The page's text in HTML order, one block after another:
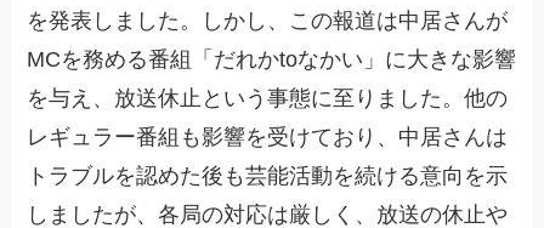
を発表しました。しかし、この報道は中居さんが
MCを務める番組「だれかtoなかい」に大きな影響
を与え、放送休止という事態に至りました。他の
レギュラー番組も影響を受けており、中居さんは
トラブルを認めた後も芸能活動を続ける意向を示
しましたが、各局の対応は厳しく、放送の休止や